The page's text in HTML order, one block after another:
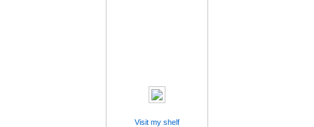
Visit my shelf